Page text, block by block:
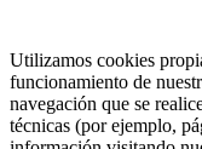
Utilizamos cookies
funcionamiento de
navegación que se
técnicas (por ejemplo,